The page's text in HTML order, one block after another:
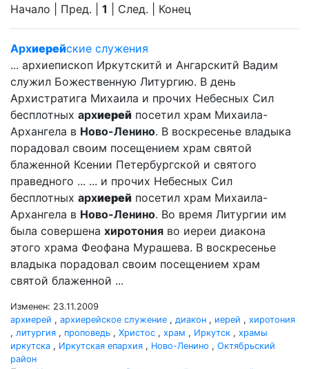
Начало | Пред. | 1 | След. | Конец
Архиерейские служения
... архиепископ Иркутскитй и Ангарскитй Вадим
служил Божественную Литургию. В день
Архистратига Михаила и прочих Небесных Сил
бесплотных архиерей посетил храм Михаила-
Архангела в Ново-Ленино. В воскресенье владыка
порадовал своим посещением храм святой
блаженной Ксении Петербургской и святого
праведного ... ... и прочих Небесных Сил
бесплотных архиерей посетил храм Михаила-
Архангела в Ново-Ленино. Во время Литургии им
была совершена хиротония во иереи диакона
этого храма Феофана Мурашева. В воскресенье
владыка порадовал своим посещением храм
святой блаженной ...
Изменен: 23.11.2009
архиерей , архиерейское служение , диакон , иерей , хиротония
, литургия , проповедь , Христос , храм , Иркутск , храмы
иркутска , Иркутская епархия , Ново-Ленино , Октябрьский
район